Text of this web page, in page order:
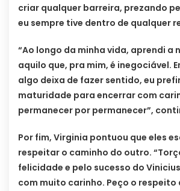
criar qualquer barreira, prezando
eu sempre tive dentro de qualquer
“Ao longo da minha vida, aprendi a
aquilo que, pra mim, é inegociável.
algo deixa de fazer sentido, eu
maturidade para encerrar com
permanecer por permanecer”,
Por fim, Virginia pontuou que eles
respeitar o caminho do outro.
felicidade e pelo sucesso do
com muito carinho. Peço o respeito